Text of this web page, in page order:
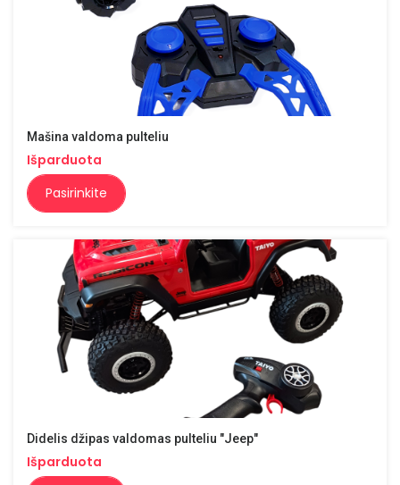
Mašina valdoma pulteliu
Išparduota
Pasirinkite
Didelis džipas valdomas pulteliu "Jeep"
Išparduota